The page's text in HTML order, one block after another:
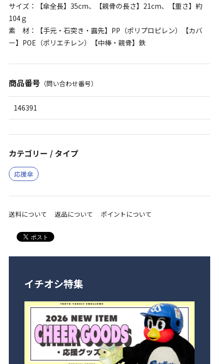
サイズ：【傘全長】35cm、【親骨の長さ】21cm、【重さ】約
104ｇ
素 材：【手元・石突き・露先】PP（ポリプロピレン）【カバ
ー】POE（ポリエチレン）【中棒・親骨】鉄
商品番号（問い合わせ番号）
146391
カテゴリー / タイプ
応援傘
送料について 返品について ポイントについて
イチオシ特集